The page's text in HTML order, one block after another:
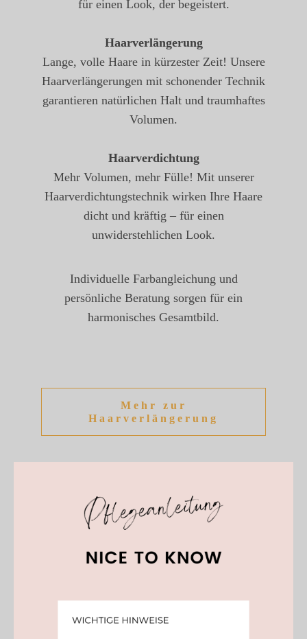
für einen Look, der begeistert.
Haarverlängerung
Lange, volle Haare in kürzester Zeit! Unsere
Haarverlängerungen mit schonender Technik
garantieren natürlichen Halt und traumhaftes
Volumen.
Haarverdichtung
Mehr Volumen, mehr Fülle! Mit unserer
Haarverdichtungstechnik wirken Ihre Haare
dicht und kräftig – für einen
unwiderstehlichen Look.
Individuelle Farbangleichung und
persönliche Beratung sorgen für ein
harmonisches Gesamtbild.
Mehr zur
Haarverlängerung